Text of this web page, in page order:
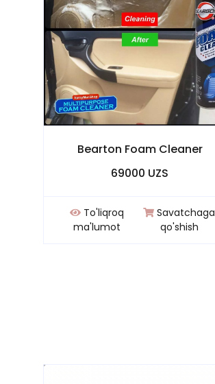
Bearton Foam Cleaner
69000 UZS
To'liqroq
ma'lumot
Savatchaga
qo'shish